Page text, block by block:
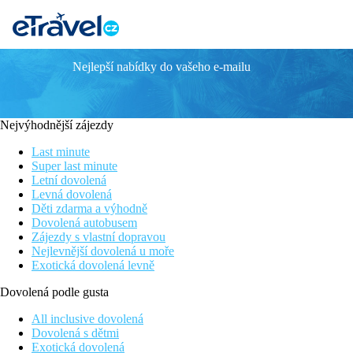
Side Star Elegance
Ultra all inclusive
Wellness zázemí
Skvělá kuchyně
Krásná písečná pláž s pozvolným vstupem do moře
Poloha
V hotelové zóně pouze cca 3 km od historického centra Side a
Vybavení hotelu
499 pokojů, vstupní hala s recepcí, výtahy, TV koutek, hlavní
relaxační, lehátka a slunečníky u bazénu zdarma, osušky
Popis pokojů
Dvoulůžkový pokoj:
Nejlepší nabídky do vašeho e-mailu
Nejvýhodnější zájezdy
Last minute
Super last minute
Letní dovolená
Levná dovolená
Děti zdarma a výhodně
Dovolená autobusem
Zájezdy s vlastní dopravou
Nejlevnější dovolená u moře
Exotická dovolená levně
Dovolená podle gusta
All inclusive dovolená
Dovolená s dětmi
Exotická dovolená